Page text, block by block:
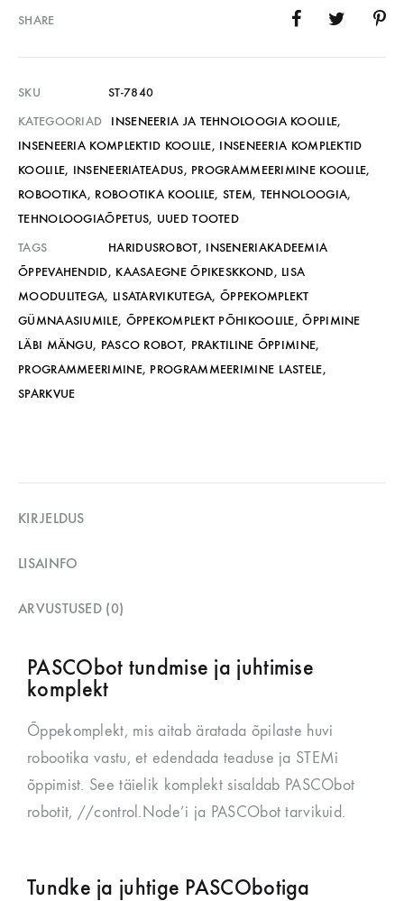
SHARE
SKU
ST-7840
KATEGOORIAD
INSENEERIA JA TEHNOLOOGIA KOOLILE,
INSENEERIA KOMPLEKTID KOOLILE, INSENEERIA KOMPLEKTID
KOOLILE, INSENEERIATEADUS, PROGRAMMEERIMINE KOOLILE,
ROBOOTIKA, ROBOOTIKA KOOLILE,STEM, TEHNOLOOGIA,
TEHNOLOOGIAÕPETUS, UUED TOOTED
TAGS
HARIDUSROBOT, INSENERIAKADEEMIA
ÕPPEVAHENDID, KAASAEGNE ÕPIKESKKOND, LISA
MOODULITEGA, LISATARVIKUTEGA,ÕPPEKOMPLEKT
GÜMNAASIUMILE, ÕPPEKOMPLEKT PÕHIKOOLILE,ÕPPIMINE
LÄBI MÄNGU, PASCO ROBOT, PRAKTILINE ÕPPIMINE,
PROGRAMMEERIMINE, PROGRAMMEERIMINE LASTELE,
SPARKVUE
KIRJELDUS
LISAINFO
ARVUSTUSED (0)
PASCObot tundmise ja juhtimise
komplekt
Õppekomplekt, mis aitab äratada õpilaste huvi
robootika vastu, et edendada teaduse ja STEMi
õppimist. See täielik komplekt sisaldab PASCObot
robotit, //control.Node’i ja PASCObot tarvikuid.
Tundke ja juhtige PASCObotiga